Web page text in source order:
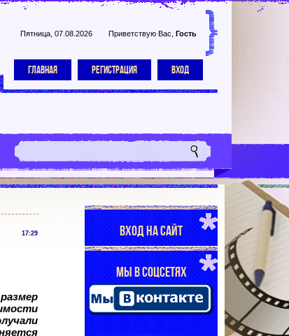
Пятница, 07.08.2026 Приветствую Вас Гость
ГЛАВНАЯ РЕГИСТРАЦИЯ ВХОД
17:29 ВХОД НА САЙТ
МЫ В СОЦСЕТЯХ